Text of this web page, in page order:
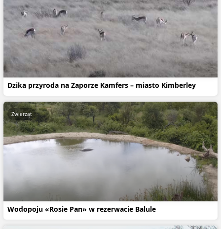
Dzika przyroda na Zaporze Kamfers – miasto Kimberley
Wodopoju «Rosie Pan» w rezerwacie Balule
Zwierząt